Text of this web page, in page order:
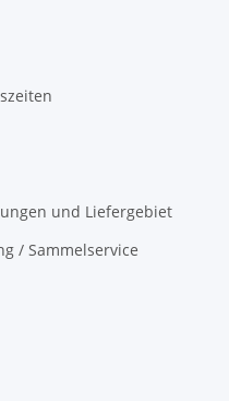
und Liefergebiet
/ Sammelservice